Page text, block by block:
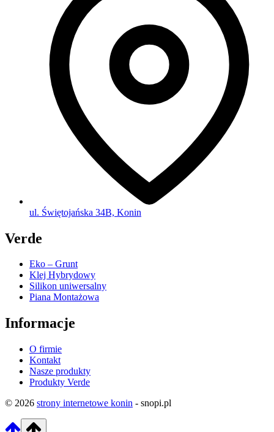
ul. Świętojańska 34B, Konin
Verde
Eko – Grunt
Klej Hybrydowy
Silikon uniwersalny
Piana Montażowa
Informacje
O firmie
Kontakt
Nasze produkty
Produkty Verde
© 2026 strony internetowe konin - snopi.pl